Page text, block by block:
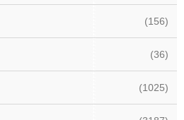
(156)
(36)
(1025)